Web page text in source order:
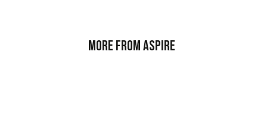
More from Aspire